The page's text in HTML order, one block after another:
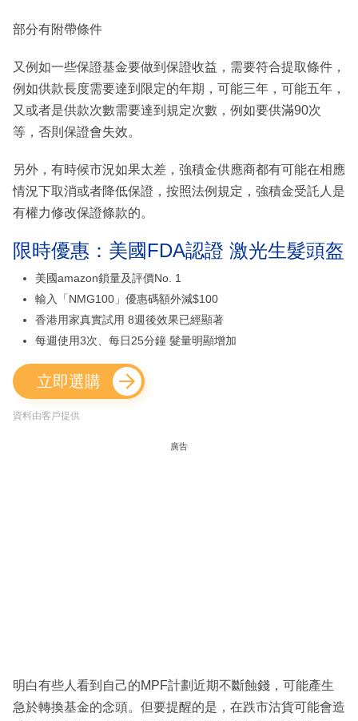
部分有附帶條件
又例如一些保證基金要做到保證收益，需要符合提取條件，
例如供款長度需要達到限定的年期，可能三年，可能五年，
又或者是供款次數需要達到規定次數，例如要供滿90次
等，否則保證會失效。
另外，有時候市況如果太差，強積金供應商都有可能在相應
情況下取消或者降低保證，按照法例規定，強積金受託人是
有權力修改保證條款的。
限時優惠：美國FDA認證 激光生髮頭盔
美國amazon鎖量及評價No. 1
輸入「NMG100」優惠碼額外減$100
香港用家真實試用 8週後效果已經顯著
每週使用3次、每日25分鐘 髮量明顯增加
立即選購
資料由客戶提供
廣告
明白有些人看到自己的MPF計劃近期不斷蝕錢，可能產生
急於轉換基金的念頭。但要提醒的是，在跌市沽貨可能會造